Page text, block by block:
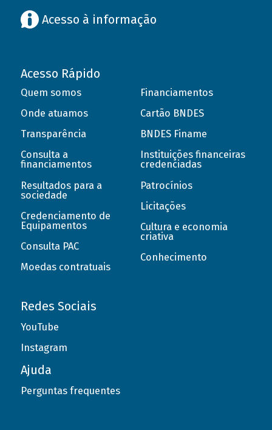
Acesso à informação
Acesso Rápido
Quem somos
Onde atuamos
Transparência
Consulta a
financiamentos
Resultados para a
sociedade
Credenciamento de
Equipamentos
Consulta PAC
Moedas contratuais
Financiamentos
Cartão BNDES
BNDES Finame
Instituições financeiras
credenciadas
Patrocínios
Licitações
Cultura e economia
criativa
Conhecimento
Redes Sociais
YouTube
Instagram
Ajuda
Perguntas frequentes